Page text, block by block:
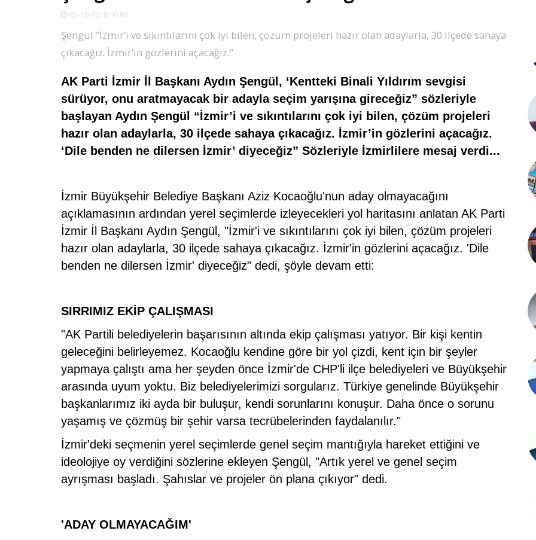
05-10-2018 10:03
Şengül “İzmir’i ve sıkıntılarını çok iyi bilen, çözüm projeleri hazır olan adaylarla, 30 ilçede sahaya
çıkacağız. İzmir’in gözlerini açacağız."
AK Parti İzmir İl Başkanı Aydın Şengül, ‘Kentteki Binali Yıldırım sevgisi
sürüyor, onu aratmayacak bir adayla seçim yarışına gireceğiz” sözleriyle
başlayan Aydın Şengül “İzmir’i ve sıkıntılarını çok iyi bilen, çözüm projeleri
hazır olan adaylarla, 30 ilçede sahaya çıkacağız. İzmir’in gözlerini açacağız.
‘Dile benden ne dilersen İzmir’ diyeceğiz” Sözleriyle İzmirlilere mesaj verdi...
İzmir Büyükşehir Belediye Başkanı Aziz Kocaoğlu'nun aday olmayacağını
açıklamasının ardından yerel seçimlerde izleyecekleri yol haritasını anlatan AK Parti
İzmir İl Başkanı Aydın Şengül, "İzmir'i ve sıkıntılarını çok iyi bilen, çözüm projeleri
hazır olan adaylarla, 30 ilçede sahaya çıkacağız. İzmir'in gözlerini açacağız. 'Dile
benden ne dilersen İzmir' diyeceğiz" dedi, şöyle devam etti:
SIRRIMIZ EKİP ÇALIŞMASI
"AK Partili belediyelerin başarısının altında ekip çalışması yatıyor. Bir kişi kentin
geleceğini belirleyemez. Kocaoğlu kendine göre bir yol çizdi, kent için bir şeyler
yapmaya çalıştı ama her şeyden önce İzmir'de CHP'li ilçe belediyeleri ve Büyükşehir
arasında uyum yoktu. Biz belediyelerimizi sorgularız. Türkiye genelinde Büyükşehir
başkanlarımız iki ayda bir buluşur, kendi sorunlarını konuşur. Daha önce o sorunu
yaşamış ve çözmüş bir şehir varsa tecrübelerinden faydalanılır."
İzmir'deki seçmenin yerel seçimlerde genel seçim mantığıyla hareket ettiğini ve
ideolojiye oy verdiğini sözlerine ekleyen Şengül, "Artık yerel ve genel seçim
ayrışması başladı. Şahıslar ve projeler ön plana çıkıyor" dedi.
'ADAY OLMAYACAĞIM'